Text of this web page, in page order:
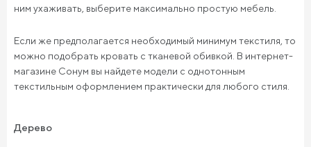
ним ухаживать, выберите максимально простую мебель.
Если же предполагается необходимый минимум текстиля, то
можно подобрать кровать с тканевой обивкой. В интернет-
магазине Сонум вы найдете модели с однотонным
текстильным оформлением практически для любого стиля.
Дерево